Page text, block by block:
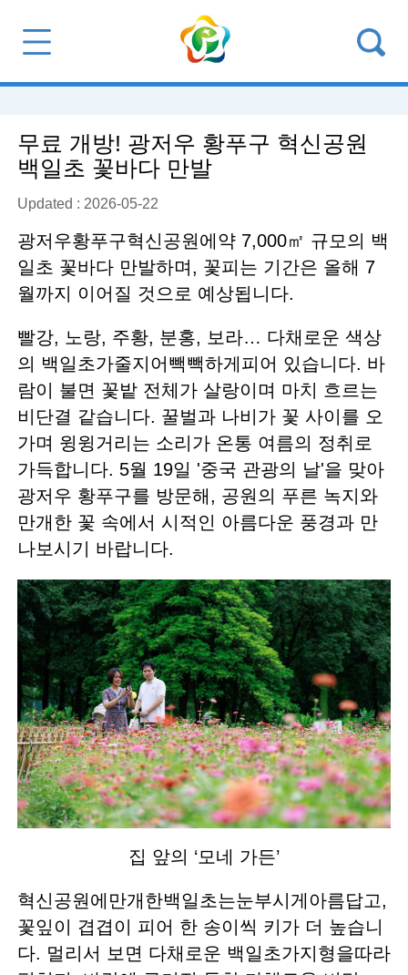
무료 개방! 광저우 황푸구 혁신공원
백일초 꽃바다 만발
Updated : 2026-05-22
광저우황푸구혁신공원에약 7,000㎡ 규모의 백
일초 꽃바다 만발하며, 꽃피는 기간은 올해 7
월까지 이어질 것으로 예상됩니다.
빨강, 노랑, 주황, 분홍, 보라… 다채로운 색상
의 백일초가줄지어빽빽하게피어 있습니다. 바
람이 불면 꽃밭 전체가 살랑이며 마치 흐르는
비단결 같습니다. 꿀벌과 나비가 꽃 사이를 오
가며 윙윙거리는 소리가 온통 여름의 정취로
가득합니다. 5월 19일 '중국 관광의 날'을 맞아
광저우 황푸구를 방문해, 공원의 푸른 녹지와
만개한 꽃 속에서 시적인 아름다운 풍경과 만
나보시기 바랍니다.
집 앞의 ‘모네 가든’
혁신공원에만개한백일초는눈부시게아름답고,
꽃잎이 겹겹이 피어 한 송이씩 키가 더 높습니
다. 멀리서 보면 다채로운 백일초가지형을따라